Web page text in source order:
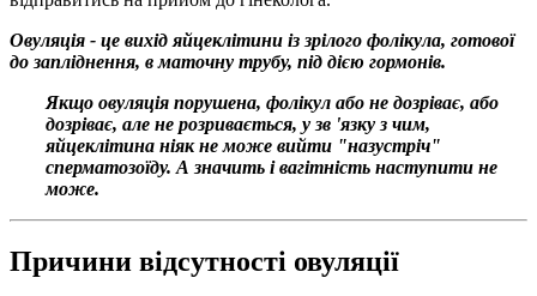
Овуляція - це вихід яйцеклітини із зрілого фолікула, готової
до запліднення, в маточну трубу, під дією гормонів.
Якщо овуляція порушена, фолікул або не дозріває, або
дозріває, але не розривається, у зв 'язку з чим,
яйцеклітина ніяк не може вийти "назустріч"
сперматозоїду. А значить і вагітність наступити не
може.
Причини відсутності овуляції